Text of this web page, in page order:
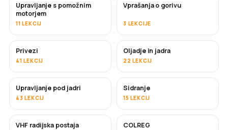
Upravljanje s pomožnim
motorjem
11 LEKCIJ
Vprašanja o gorivu
3 LEKCIJE
Privezi
41 LEKCIJ
Oljadje in jadra
22 LEKCIJ
Upravljanje pod jadri
43 LEKCIJ
Sidranje
15 LEKCIJ
VHF radijska postaja COLREG